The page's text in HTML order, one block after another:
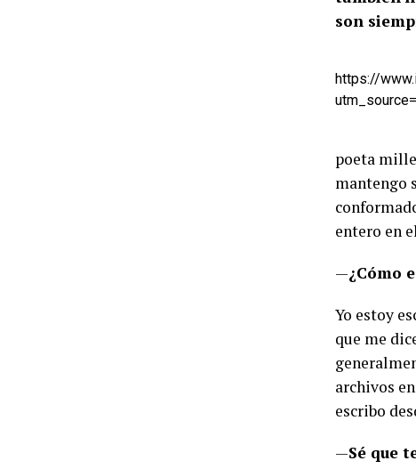
son
https://
poeta
mantengo
entero en
—¿Cómo
Yo estoy
que me
archivos
escribo
—Sé que